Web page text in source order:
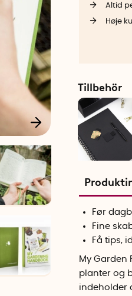
Altid
Høje
Tillbehör
Før
Fine
Få tips,
My Garden
planter og
indeholder